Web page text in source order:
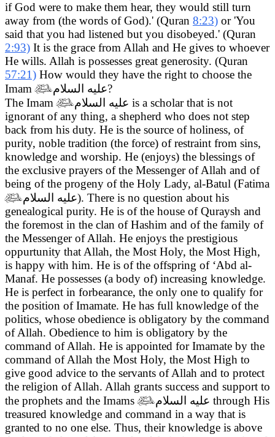
if God were to make them hear, they would still turn
away from (the words of God).' (Quran 8:23) or 'You
said that you had listened but you disobeyed.' (Quran
2:93) It is the grace from Allah and He gives to whoever
He wills. Allah is possesses great generosity. (Quran
57:21) How would they have the right to choose the
Imamعليه السلام?
The Imamعليه السلام is a scholar that is not
ignorant of any thing, a shepherd who does not step
back from his duty. He is the source of holiness, of
purity, noble tradition (the force) of restraint from sins,
knowledge and worship. He (enjoys) the blessings of
the exclusive prayers of the Messenger of Allah and of
being of the progeny of the Holy Lady, al-Batul (Fatima
عليه السلام). There is no question about his
genealogical purity. He is of the house of Quraysh and
the foremost in the clan of Hashim and of the family of
the Messenger of Allah. He enjoys the prestigious
oppurtunity that Allah, the Most Holy, the Most High,
is happy with him. He is of the offspring of ‘Abd al-
Manaf. He possesses (a body of) increasing knowledge.
He is perfect in forbearance, the only one to qualify for
the position of Imamate. He has full knowledge of the
politics, whose obedience is obligatory by the command
of Allah. Obedience to him is obligatory by the
command of Allah. He is appointed for Imamate by the
command of Allah the Most Holy, the Most High to
give good advice to the servants of Allah and to protect
the religion of Allah. Allah grants success and support to
the prophets and the Imamsعليه السلام through His
treasured knowledge and command in a way that is
granted to no one else. Thus, their knowledge is above